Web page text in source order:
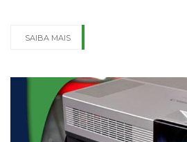
SAIBA MAIS